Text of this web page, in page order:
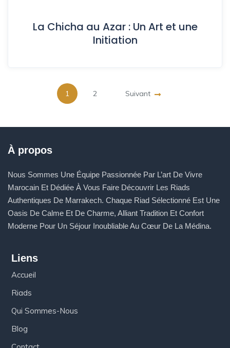
La Chicha au Azar : Un Art et une
Initiation
1 2 Suivant
À propos
Nous Sommes Une Équipe Passionnée Par L’art De Vivre
Marocain Et Dédiée À Vous Faire Découvrir Les Riads
Authentiques De Marrakech. Chaque Riad Sélectionné Est Une
Oasis De Calme Et De Charme, Alliant Tradition Et Confort
Moderne Pour Un Séjour Inoubliable Au Cœur De La Médina.
Liens
Accueil
Riads
Qui Sommes-Nous
Blog